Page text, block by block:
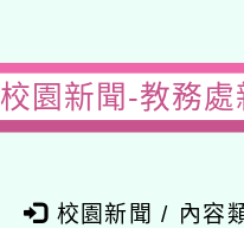
校園新聞-教務
校園新聞 / 內容類